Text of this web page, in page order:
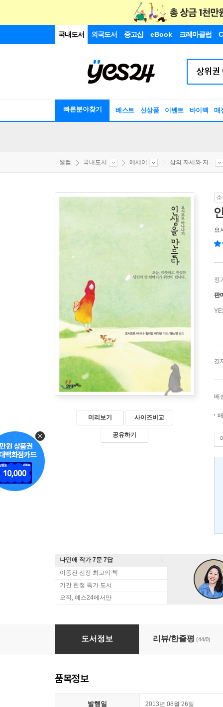
국내도서 외국도서 중고샵 eBook 크레마클럽
빠른분야찾기 베스트 신상품 이벤트 바이백 매
웰컴 국내도서 에세이 삶의 자세와 지...
미리보기 사이즈비교
공유하기
요
정
판
결
배
나민애 작가 7문 7답
이동진 선정 최고의 책
기간 한정 특가 도서
오직, 예스24에서만
인생을 만들다
도서정보 리뷰/한줄평 (44/0)
품목정보
발행일 2013년 08월 26일